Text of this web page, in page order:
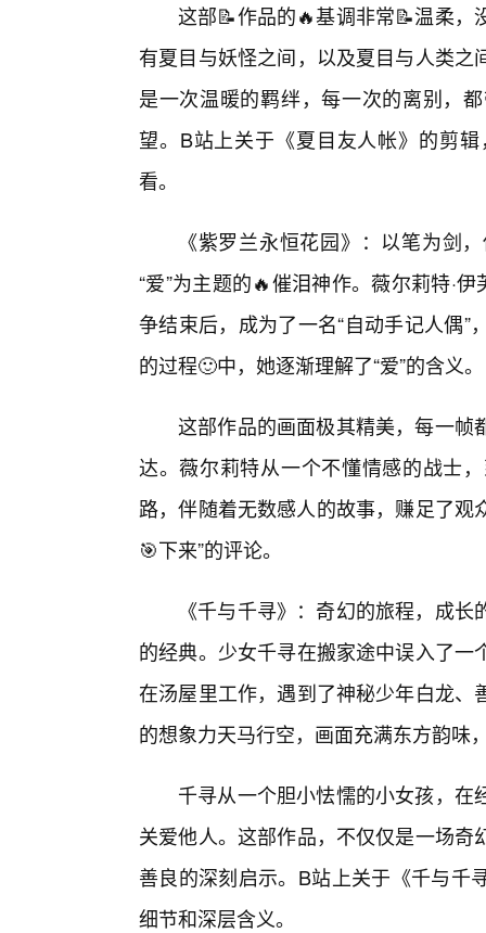
这部📝作品的🔥基调非常📝温柔，
有夏目与妖怪之间，以及夏目与人类
是一次温暖的羁绊，每一次的离别，
望。B站上关于《夏目友人帐》的剪
看。
《紫罗兰永恒花园》：以笔为剑
“爱”为主题的🔥催泪神作。薇尔莉特·
争结束后，成为了一名“自动手记人偶
的过程🙂中，她逐渐理解了“爱”的含义。
这部作品的画面极其精美，每一帧
达。薇尔莉特从一个不懂情感的战士
路，伴随着无数感人的故事，赚足了观
🎯下来”的评论。
《千与千寻》：奇幻的旅程，成
的经典。少女千寻在搬家途中误入了
在汤屋里工作，遇到了神秘少年白龙
的想象力天马行空，画面充满东方韵味
千寻从一个胆小怯懦的小女孩，
关爱他人。这部作品，不仅仅是一场
善良的深刻启示。B站上关于《千与千
细节和深层含义。